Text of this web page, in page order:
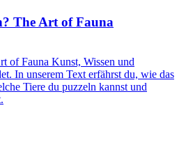
The Art of Fauna
of Fauna Kunst, Wissen und
In unserem Text erfährst du, wie das
Tiere du puzzeln kannst und